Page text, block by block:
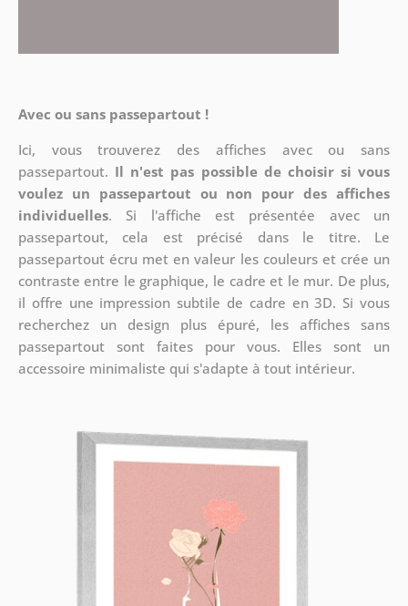
Avec ou sans passepartout !
Ici, vous trouverez des affiches avec ou sans
passepartout. Il n'est pas possible de choisir si vous
voulez un passepartout ou non pour des affiches
individuelles. Si l'affiche est présentée avec un
passepartout, cela est précisé dans le titre. Le
passepartout écru met en valeur les couleurs et crée un
contraste entre le graphique, le cadre et le mur. De plus,
il offre une impression subtile de cadre en 3D. Si vous
recherchez un design plus épuré, les affiches sans
passepartout sont faites pour vous. Elles sont un
accessoire minimaliste qui s'adapte à tout intérieur.